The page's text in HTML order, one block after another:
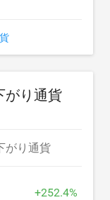
がり通貨
がり通貨
+252.4%